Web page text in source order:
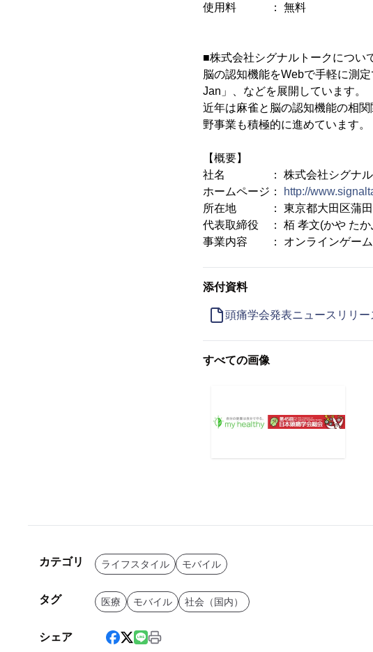
使用料 ： 無料
■株式会社シグナルトークについ
脳の認知機能をWebで手軽に測
Jan」、などを展開しています。
近年は麻雀と脳の認知機能の相
野事業も積極的に進めています。
【概要】
社名 ： 株式会社シグナル
ホームページ：
http://
所在地 ： 東京都大田区蒲田
代表取締役 ： 栢 孝文(かや たか
事業内容 ： オンラインゲーム
添付資料
頭痛学会発表ニュースリリー
すべての画像
カテゴリ ライフスタイル モバイル
タグ 医療 モバイル 社会（国内）
シェア